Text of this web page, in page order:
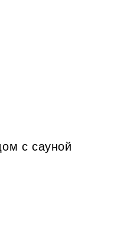
с сауной